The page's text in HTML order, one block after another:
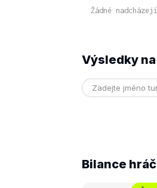
Žádné
Výsledky
Bilance